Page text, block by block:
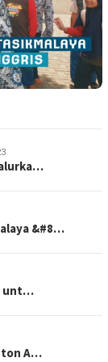
&#8…
unt…
A…